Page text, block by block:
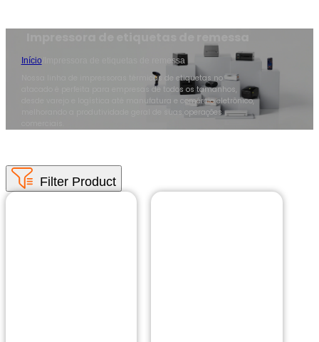
Início Impressora de etiquetas de remessa
Nossa linha de impressoras térmicas de etiquetas no
atacado é perfeita para empresas de todos os tamanhos,
desde varejo e logística até manufatura e comércio eletrônico,
melhorando a produtividade geral de suas operações